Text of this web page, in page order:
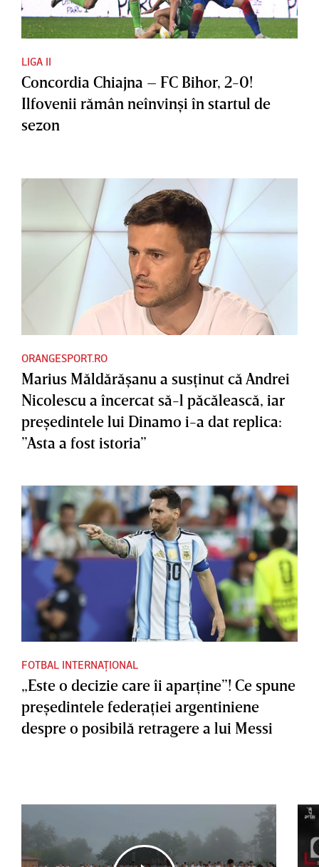
LIGA II
Concordia Chiajna – FC Bihor, 2-0!
Ilfovenii rămân neînvinşi în startul de
sezon
ORANGESPORT.RO
Marius Măldărăşanu a susţinut că Andrei
Nicolescu a încercat să-l păcălească, iar
preşedintele lui Dinamo i-a dat replica:
”Asta a fost istoria”
FOTBAL INTERNAȚIONAL
„Este o decizie care îi aparţine”! Ce spune
preşedintele federaţiei argentiniene
despre o posibilă retragere a lui Messi